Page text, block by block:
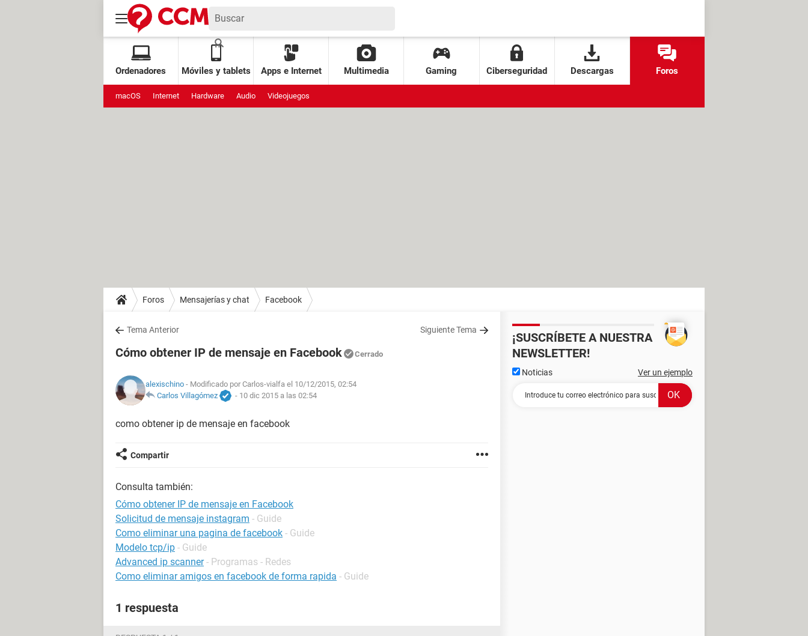
Ordenadores Móviles y tablets Apps e Internet Multimedia Gaming Ciberseguridad Descargas Foros
macOS Internet Hardware Audio Videojuegos
Foros Mensajerías y chat Facebook
Tema Anterior Siguiente Tema
Cómo obtener IP de mensaje en Facebook Cerrado
alexischino - Modificado por Carlos-vialfa el 10/12/2015, 02:54
Carlos Villagómez
- 10 dic 2015 a las 02:54
como obtener ip de mensaje en facebook
Compartir
Consulta también:
Cómo obtener IP de mensaje en Facebook
Solicitud de mensaje instagram - Guide
Como eliminar una pagina de facebook - Guide
Modelo tcp/ip - Guide
Advanced ip scanner - Programas - Redes
Como eliminar amigos en facebook de forma rapida - Guide
1 respuesta
¡SUSCRÍBETE A NUESTRA
NEWSLETTER!
Noticias Ver un ejemplo